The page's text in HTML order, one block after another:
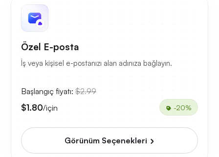
Özel E-posta
İş veya kişisel e-postanızı alan adınıza bağlayın.
Başlangıç fiyatı: $2.99
$1.80/için -20%
Görünüm Seçenekleri